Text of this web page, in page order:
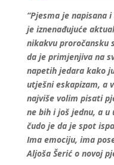
“Pjesma je napisana
je iznenađujuće
nikakvu proročansku
da je primjenjiva na
napetih jedara kako
utješni eskapizam, a
najviše volim pisati
ne bih i još jednu, a
čudo je da je spot
Ima emociju, ima
Aljoša Šerić o novoj